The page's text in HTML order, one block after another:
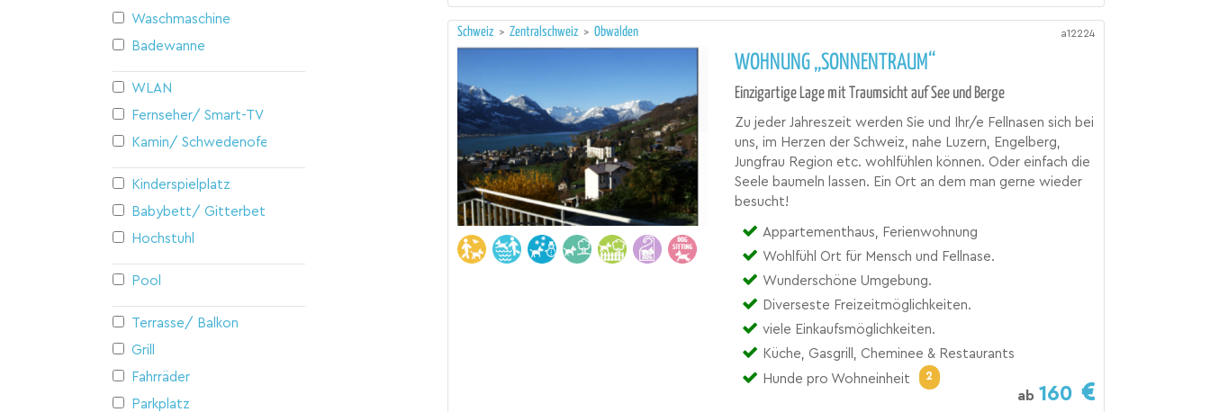
Waschmaschine
Badewanne
WLAN
Fernseher/ Smart-TV
Kamin/ Schwedenofen
Kinderspielplatz
Babybett/ Gitterbett
Hochstuhl
Pool
Terrasse/ Balkon
Grill
Fahrräder
Parkplatz
Schweiz > Zentralschweiz > Obwalden a12224
WOHNUNG „SONNENTRAUM“
Einzigartige Lage mit Traumsicht auf See und Berge
Zu jeder Jahreszeit werden Sie und Ihr/e Fellnasen sich bei
uns, im Herzen der Schweiz, nahe Luzern, Engelberg,
Jungfrau Region etc. wohlfühlen können. Oder einfach die
Seele baumeln lassen. Ein Ort an dem man gerne wieder
besucht!
Appartementhaus, Ferienwohnung
Wohlfühl Ort für Mensch und Fellnase.
Wunderschöne Umgebung.
Diverseste Freizeitmöglichkeiten.
viele Einkaufsmöglichkeiten.
Küche, Gasgrill, Cheminee & Restaurants
Hunde pro Wohneinheit
2
ab 160